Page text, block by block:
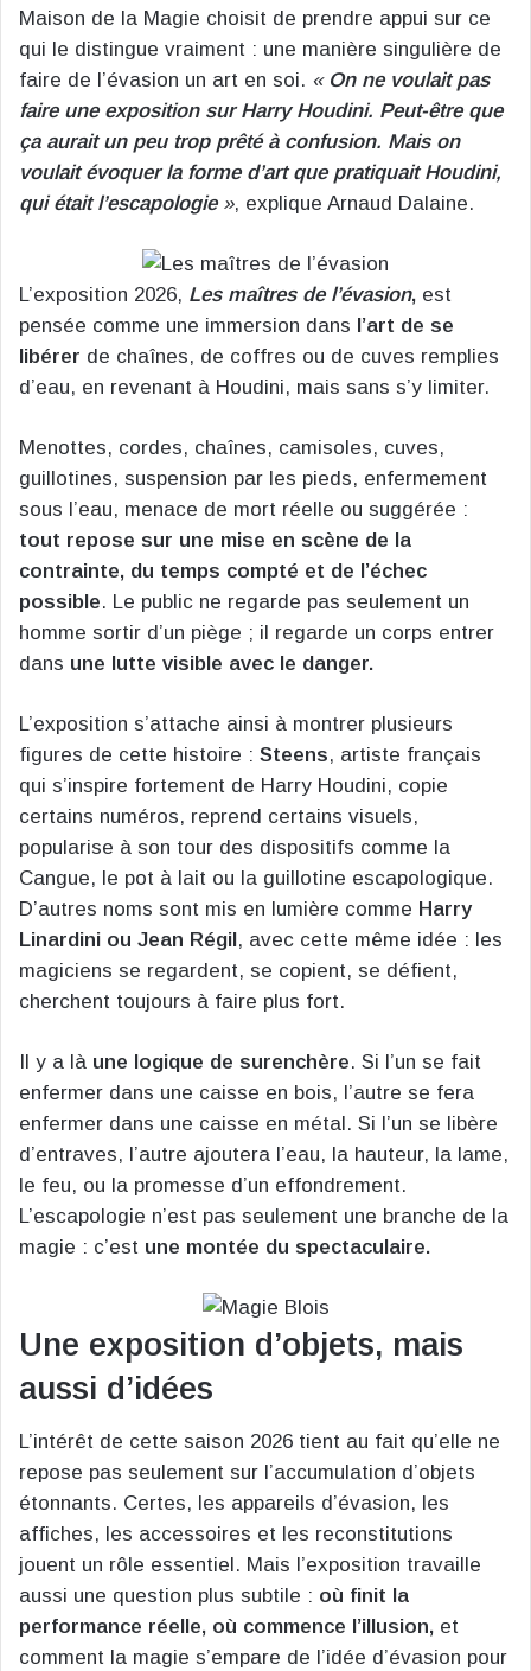
Maison de la Magie choisit de prendre appui sur ce
qui le distingue vraiment : une manière singulière de
faire de l’évasion un art en soi. « On ne voulait pas
faire une exposition sur Harry Houdini. Peut-être que
ça aurait un peu trop prêté à confusion. Mais on
voulait évoquer la forme d’art que pratiquait Houdini,
qui était l’escapologie», explique Arnaud Dalaine.
L’exposition 2026, Les maîtres de l’évasion, est
pensée comme une immersion dans l’art de se
libérer de chaînes, de coffres ou de cuves remplies
d’eau, en revenant à Houdini, mais sans s’y limiter.
Menottes, cordes, chaînes, camisoles, cuves,
guillotines, suspension par les pieds, enfermement
sous l’eau, menace de mort réelle ou suggérée :
tout repose sur une mise en scène de la
contrainte, du temps compté et de l’échec
possible. Le public ne regarde pas seulement un
homme sortir d’un piège ; il regarde un corps entrer
dans une lutte visible avec le danger.
L’exposition s’attache ainsi à montrer plusieurs
figures de cette histoire : Steens, artiste français
qui s’inspire fortement de Harry Houdini, copie
certains numéros, reprend certains visuels,
popularise à son tour des dispositifs comme la
Cangue, le pot à lait ou la guillotine escapologique.
D’autres noms sont mis en lumière comme Harry
Linardini ou Jean Régil, avec cette même idée : les
magiciens se regardent, se copient, se défient,
cherchent toujours à faire plus fort.
Il y a là une logique de surenchère. Si l’un se fait
enfermer dans une caisse en bois, l’autre se fera
enfermer dans une caisse en métal. Si l’un se libère
d’entraves, l’autre ajoutera l’eau, la hauteur, la lame,
le feu, ou la promesse d’un effondrement.
L’escapologie n’est pas seulement une branche de la
magie : c’est une montée du spectaculaire.
Une exposition d’objets, mais
aussi d’idées
L’intérêt de cette saison 2026 tient au fait qu’elle ne
repose pas seulement sur l’accumulation d’objets
étonnants. Certes, les appareils d’évasion, les
affiches, les accessoires et les reconstitutions
jouent un rôle essentiel. Mais l’exposition travaille
aussi une question plus subtile : où finit la
performance réelle, où commence l’illusion, et
comment la magie s’empare de l’idée d’évasion pour